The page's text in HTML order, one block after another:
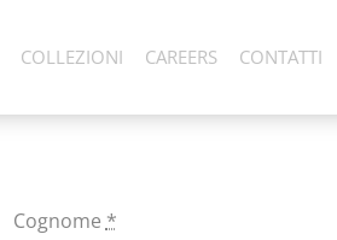
COLLEZIONI CAREERS CONTATTI
Cognome *